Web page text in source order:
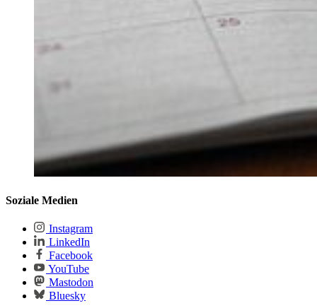
Soziale Medien
Instagram
LinkedIn
Facebook
YouTube
Mastodon
Bluesky